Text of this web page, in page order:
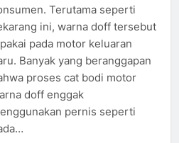
Terutama seperti
ini, warna doff tersebut
pada motor keluaran
Banyak yang beranggapan
proses cat bodi motor
doff enggak
pernis seperti